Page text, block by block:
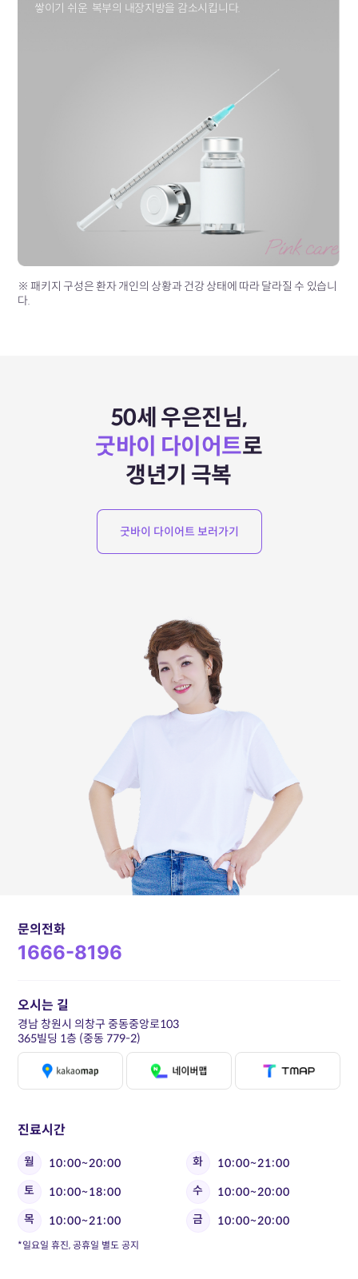
쌓이기 쉬운 복부의 내장지방을 감소시킵니다.
※ 패키지 구성은 환자 개인의 상황과 건강 상태에 따라 달라질 수 있습니
다.
50세 우은진님,
굿바이 다이어트로
갱년기 극복
굿바이 다이어트 보러가기
문의전화
1666-8196
진료시간
월 10:00~20:00 화
10:00~21:00
토
10:00~18:00 수
10:00~20:00
목
10:00~21:00 금 10:00~20:00
*일요일 휴진, 공휴일 별도 공지
오시는 길
경남 창원시 의창구 중동중앙로103
365빌딩 1층 (중동 779-2)